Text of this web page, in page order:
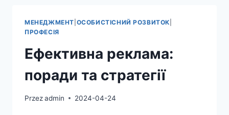
ЗАСТОСУВАННЯ
МЕНЕДЖМЕНТ ОСОБИСТІСНИЙ РОЗВИТОК
ПРОФЕСІЯ
Ефективна реклама:
поради та стратегії
Przezadmin 2024-04-24